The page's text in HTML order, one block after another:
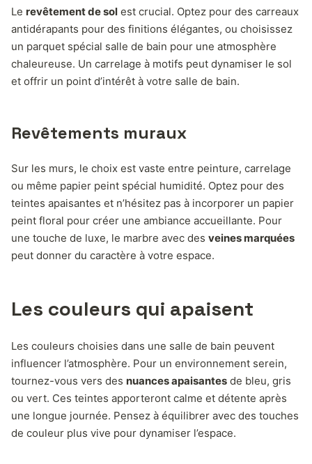
Le revêtement de sol est crucial. Optez pour des carreaux
antidérapants pour des finitions élégantes, ou choisissez
un parquet spécial salle de bain pour une atmosphère
chaleureuse. Un carrelage à motifs peut dynamiser le sol
et offrir un point d’intérêt à votre salle de bain.
Revêtements muraux
Sur les murs, le choix est vaste entre peinture, carrelage
ou même papier peint spécial humidité. Optez pour des
teintes apaisantes et n’hésitez pas à incorporer un papier
peint floral pour créer une ambiance accueillante. Pour
une touche de luxe, le marbre avec des veines marquées
peut donner du caractère à votre espace.
Les couleurs qui apaisent
Les couleurs choisies dans une salle de bain peuvent
influencer l’atmosphère. Pour un environnement serein,
tournez-vous vers des nuances apaisantes de bleu, gris
ou vert. Ces teintes apporteront calme et détente après
une longue journée. Pensez à équilibrer avec des touches
de couleur plus vive pour dynamiser l’espace.